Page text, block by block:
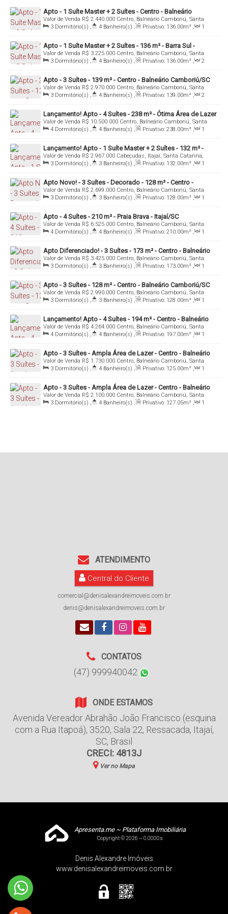
Apto - 1 Suíte Master + 2 Suítes - Centro - Balneário
Camboriú/SC R$ 2.440.000
Valor de Venda
Centro, Balneário Camboriú, Santa
Catarina, Brasil
3 Dormitório(s) , 4 Banheiro(s) , Privativo: 136.00m² ,
1
Sala(s) , 3 Suíte(s) , 3 Vaga(s) , Útil: 136.00m²
Apto - 1 Suíte Master + 2 Suítes - 136 m² - Barra Sul -
Balneário Camboriú/SC
R$ 3.225.000
Valor de Venda
Centro, Balneário Camboriú, Santa
Catarina, Brasil
3 Dormitório(s) , 4 Banheiro(s) , Privativo: 136.00m² ,
2
Sala(s) , 3 Suíte(s) , Total: 330.00m² , 3 Vaga(s) ,
Útil:
136.00 m²
Apto - 3 Suítes - 139 m² - Centro - Balneário Camboriú/SC
R$ 2.970.000
Valor de Venda
Centro, Balneário Camboriú, Santa
Catarina, Brasil
3 Dormitório(s) , 4 Banheiro(s) , Privativo: 139.00m² ,
2
Sala(s) , 3 Suíte(s) , 2 Vaga(s) , Útil: 139.00m²
Lançamento! Apto - 4 Suítes - 238 m² - Ótima Área de Lazer
- Centro - Balneário Camboriú/SC
R$ 10.500.000
Valor de Venda
Centro, Balneário Camboriú, Santa
Catarina, Brasil
4 Dormitório(s) , 4 Banheiro(s) , Privativo: 238.00m² ,
1
Sala(s) , 4 Suíte(s) , Total: 464.00m² , 4 Vaga(s) ,
Útil:
238
Lançamento! Apto - 1 Suíte Master + 2 Suítes - 132 m² -
Cabeçudas - Itajaí/SC
R$ 2.967.000
Valor de Venda
Cabeçudas, Itajaí, Santa Catarina,
Brasil
3 Dormitório(s) , 3 Banheiro(s) , Privativo: 132.00m² ,
1
Sala(s) , 3 Suíte(s) , 2 Vaga(s) , Útil: 132.00m²
Apto Novo! - 3 Suítes - Decorado - 128 m² - Centro -
Balneário Camboriú/SC
R$ 2.699.000
Valor de Venda
Centro, Balneário Camboriú, Santa
Catarina, Brasil
3 Dormitório(s) , 3 Banheiro(s) , Privativo: 128.00m² ,
1
Sala(s) , 3 Suíte(s) , 2 Vaga(s) , Útil: 128.00m²
Apto - 4 Suítes - 210 m² - Praia Brava - Itajaí/SC
R$ 6.525.000
Valor de Venda
Centro, Balneário Camboriú, Santa
Catarina, Brasil
4 Dormitório(s) , 4 Banheiro(s) , Privativo: 210.00m² ,
1
Sala(s) , 4 Suíte(s) , 4 Vaga(s) , Útil: 210.00m²
Apto Diferenciado! - 3 Suítes - 173 m² - Centro - Balneário
Camboriú/SC R$ 3.425.000
Valor de Venda
Centro, Balneário Camboriú, Santa
Catarina, Brasil
3 Dormitório(s) , 3 Banheiro(s) , Privativo: 173.00m² ,
1
Sala(s) , 3 Suíte(s) , 2 Vaga(s) , Útil: 173.00m²
Apto - 3 Suítes - 128 m² - Centro - Balneário Camboriú/SC
R$ 2.990.000
Valor de Venda
Centro, Balneário Camboriú, Santa
Catarina, Brasil
3 Dormitório(s) , 3 Banheiro(s) , Privativo: 128.00m² ,
1
Sala(s) , 3 Suíte(s) , 2 Vaga(s) , Útil: 128.00m²
Lançamento! Apto - 4 Suítes - 194 m² - Centro - Balneário
Camboriú/SC R$ 4.264.000
Valor de Venda
Centro, Balneário Camboriú, Santa
Catarina, Brasil
4 Dormitório(s) , 4 Banheiro(s) , Privativo: 197.00m² ,
1
Sala(s) , 4 Suíte(s) , 3 Vaga(s)
Apto - 3 Suítes - Ampla Área de Lazer - Centro - Balneário
Camboriú
R$ 1.730.000
Valor de Venda
Centro, Balneário Camboriú, Santa
Catarina, Brasil
3 Dormitório(s) , 4 Banheiro(s) , Privativo: 125.00m² ,
1
Sala(s) , 3 Suíte(s) , 2 Vaga(s) , Útil: 125.00m²
Apto - 3 Suítes - Ampla Área de Lazer - Centro - Balneário
Camboriú
R$ 2.100.000
Valor de Venda
Centro, Balneário Camboriú, Santa
Catarina, Brasil
3 Dormitório(s) , 4 Banheiro(s) , Privativo: 127.05m² ,
1
ATENDIMENTO
Central do Cliente
comercial@denisalexandreimoveis.com.br
denis@denisalexandreimoveis.com.br
CONTATOS
(47) 999940042
ONDE ESTAMOS
Avenida Vereador Abrahão João Francisco (esquina
com a Rua Itapoá), 3520, Sala 22, Ressacada, Itajaí,
SC, Brasil
CRECI: 4813J
Ver no Mapa
Apresenta.me ~ Plataforma Imobiliária
Copyright © 2026 ~ 0.0000s
Denis Alexandre Imóveis
www.denisalexandreimoveis.com.br